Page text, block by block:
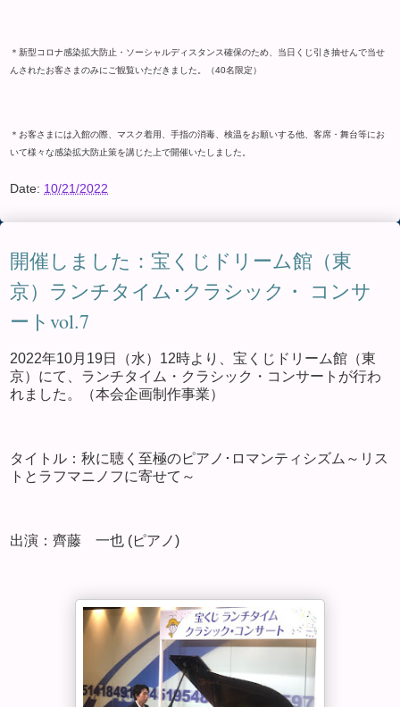
＊新型コロナ感染拡大防止・ソーシャルディスタンス確保のため、当日くじ引き抽せんで当せ
んされたお客さまのみにご観覧いただきました。（40名限定）
＊お客さまには入館の際、マスク着用、手指の消毒、検温をお願いする他、客席・舞台等にお
いて様々な感染拡大防止策を講じた上で開催いたしました。
Date: 10/21/2022
開催しました：宝くじドリーム館（東
京）ランチタイム･クラシック・ コンサ
ートvol.7
2022年10月19日（水）12時より、宝くじドリーム館（東
京）にて、ランチタイム・クラシック・コンサートが行わ
れました。（本会企画制作事業）
タイトル：秋に聴く至極のピアノ･ロマンティシズム～リス
トとラフマニノフに寄せて～
出演：齊藤 一也 (ピアノ)